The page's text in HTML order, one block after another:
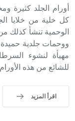
أورام الجلد كثيرة
كل خلية من خلايا
الوحمية تنشأ كذلك
ووحمات جلدية حميدة
مهيأة لنشوء
للشائع من هذه
اقرأ المزيد